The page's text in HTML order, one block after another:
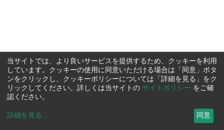
当サイトでは、より良いサービスを提供するため、クッキーを利用
しています。クッキーの使用に同意いただける場合は「同意」ボタ
ンをクリックし、クッキーポリシーについては「詳細を見る」をク
リックしてください。詳しくは当サイトの サイトポリシー をご確
認ください。
詳細を見る ... 同意